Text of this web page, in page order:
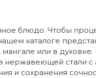
блюдо. Чтобы
каталоге
или в
нержавеющей стали
и сохранения